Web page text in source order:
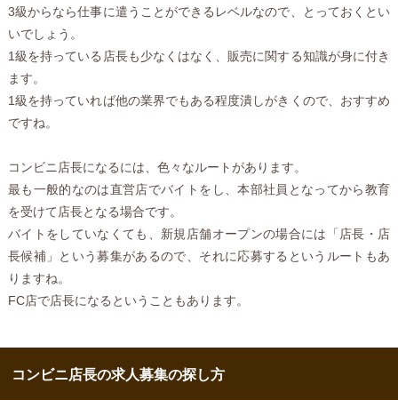
3級からなら仕事に遣うことができるレベルなので、とっておくとい
いでしょう。
1級を持っている店長も少なくはなく、販売に関する知識が身に付き
ます。
1級を持っていれば他の業界でもある程度潰しがきくので、おすすめ
ですね。
コンビニ店長になるには、色々なルートがあります。
最も一般的なのは直営店でバイトをし、本部社員となってから教育
を受けて店長となる場合です。
バイトをしていなくても、新規店舗オープンの場合には「店長・店
長候補」という募集があるので、それに応募するというルートもあ
りますね。
FC店で店長になるということもあります。
コンビニ店長の求人募集の探し方